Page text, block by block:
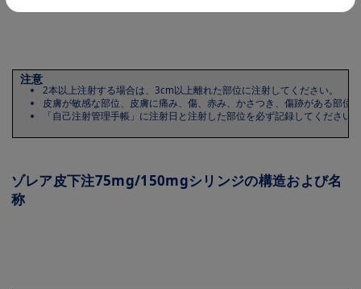
注意
2本以上注射する場合は、3cm以上離れた部位に注射してください。
皮膚が敏感な部位、皮膚に痛み、傷、赤み、かさつき、傷跡がある部位
「自己注射管理手帳」に注射日と注射した部位を必ず記録してくださ
ゾレア皮下注75mg/150mgシリンジの構造および名
称